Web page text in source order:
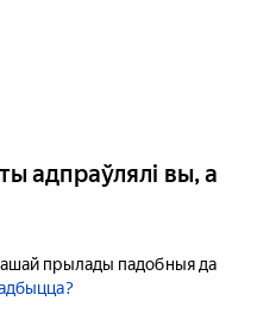
адпраўлялі вы, а
прылады падобныя да